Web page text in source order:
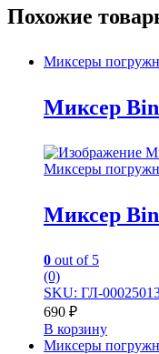
Похожие
Миксеры
Миксер
Миксеры
Миксер
0 out of 5
(0)
SKU: ГЛ-
690 ₽
В корзину
Миксеры